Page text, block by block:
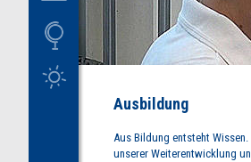
Ausbildung
Aus Bildung entsteht
unserer Weiterentwicklung